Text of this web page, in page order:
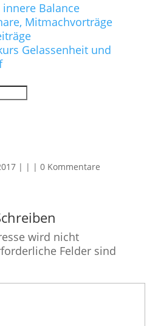
Balance
Mitmachvorträge
Gelassenheit und
| | | 0 Kommentare
wird nicht
Felder sind